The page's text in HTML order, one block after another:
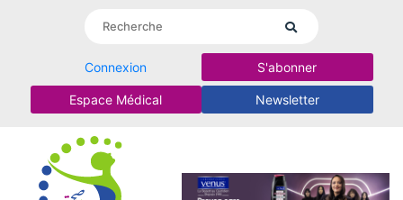
Connexion S'abonner
Espace Médical Newsletter